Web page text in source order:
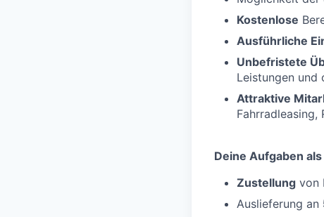
Kostenlose
Ausführliche
Unbefristete
Leistungen und
Attraktive
Deine Aufgaben
Zustellung von
Auslieferung an